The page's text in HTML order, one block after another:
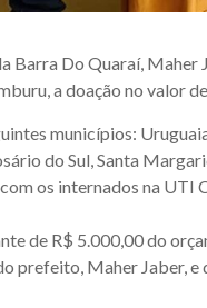
Do Quaraí, Maher
a doação no valor
municípios:
do Sul, Santa
os internados na UTI
de R$ 5.000,00 do
prefeito, Maher Jaber,